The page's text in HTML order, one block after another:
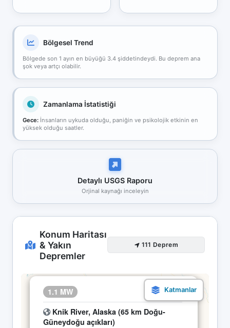
Bölgesel Trend
Bölgede son 1 ayın en büyüğü 3.4 şiddetindeydi. Bu deprem ana
şok veya artçı olabilir.
Zamanlama İstatistiği
Gece: İnsanların uykuda olduğu, paniğin ve psikolojik etkinin en
yüksek olduğu saatler.
Detaylı USGS Raporu
Orjinal kaynağı inceleyin
Konum Haritası
& Yakın
Depremler
111 Deprem
1.1 MW 19.04 05:40
Knik River, Alaska (65 km Doğu-
Güneydoğu açıkları)
×